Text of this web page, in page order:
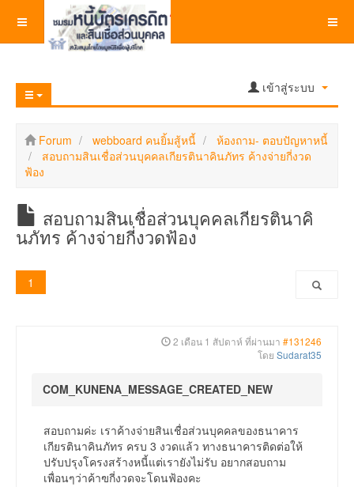
เข้าสู่ระบบ
Forum webboard คนยิ้มสู้หนี้
ห้องถาม- ตอบปัญหาหนี้
สอบถามสินเชื่อส่วนบุคคลเกียรตินาคินภัทร ค้างจ่ายกี่งวด
ฟ้อง
สอบถามสินเชื่อส่วนบุคคลเกียรตินาคิ
นภัทร ค้างจ่ายกี่งวดฟ้อง
1
2 เดือน 1 สัปดาห์ ที่ผ่านมา #131246
โดย Sudarat35
COM_KUNENA_MESSAGE_CREATED_NEW
สอบถามค่ะ เราค้างจ่ายสินเชื่อส่วนบุคคลของธนาคาร
เกียรตินาคินภัทร ครบ 3 งวดแล้ว ทางธนาคารติดต่อให้
ปรับปรุงโครงสร้างหนี้แต่เรายังไม่รับ อยากสอบถาม
เพื่อนๆว่าค้าฃกี่งวดจะโดนฟ้องคะ